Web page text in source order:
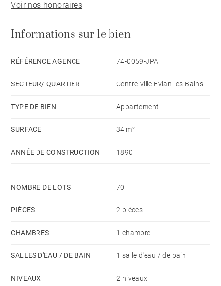
Il se compose d'une pièce de vie lumineuse avec une
qualité et fonctionnalité.
salle de bains attenante.
complète ce bien.
Très belles prestations; vendu avec du mobilier.
Voir nos honoraires
Informations sur le bien
RÉFÉRENCE AGENCE 74-0059-JPA
SECTEUR/ QUARTIER Centre-ville Evian-les-Bains
TYPE DE BIEN Appartement
SURFACE 34 m²
ANNÉE DE CONSTRUCTION 1890
NOMBRE DE LOTS 70
PIÈCES 2 pièces
CHAMBRES 1 chambre
SALLES D'EAU / DE BAIN 1 salle d'eau / de bain
NIVEAUX 2 niveaux